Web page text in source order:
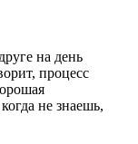
на день
процесс
не знаешь,